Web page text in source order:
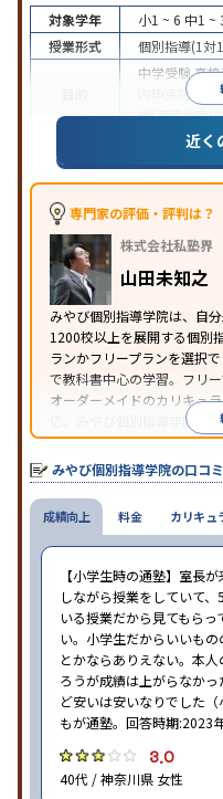
対象学年 小1 ~ 6 中1 ~
授業形式
個別指導(1対
中学受験高
内申点対策
検(漢字検定)
1科目から受
※2023年3月調査。小学校高学
近く
専門家の評価・評判は？
株式会社私塾界
山田未知之
みやび個別指導学院は、自
1200校以上を展開する個別
ランかフリープランを選択
で教科書中心の学習。フリ
オーダーメイドのカリキュ
応。みやび個別指導学院で
の購入や模試を受験できる。
みやび個別指導学院の口コ
成績向上
【小学生時の通塾】室長
しながら授業をしていて
いる授業だから見てもら
い。小学生だからいいも
とかならありえない。本
ろうが成績は上がらなか
ど安いは安いなりでした
もが通塾。回答時期:2023年
3.0
40代 / 神奈川県 女性
料金 カリキュ